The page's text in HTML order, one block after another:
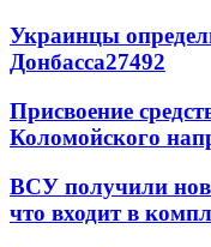
Украинцы
Донбасса27492
Присвоение
Коломойского
ВСУ получили
что входит в